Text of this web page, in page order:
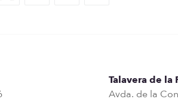
Talavera de la
Avda. de la